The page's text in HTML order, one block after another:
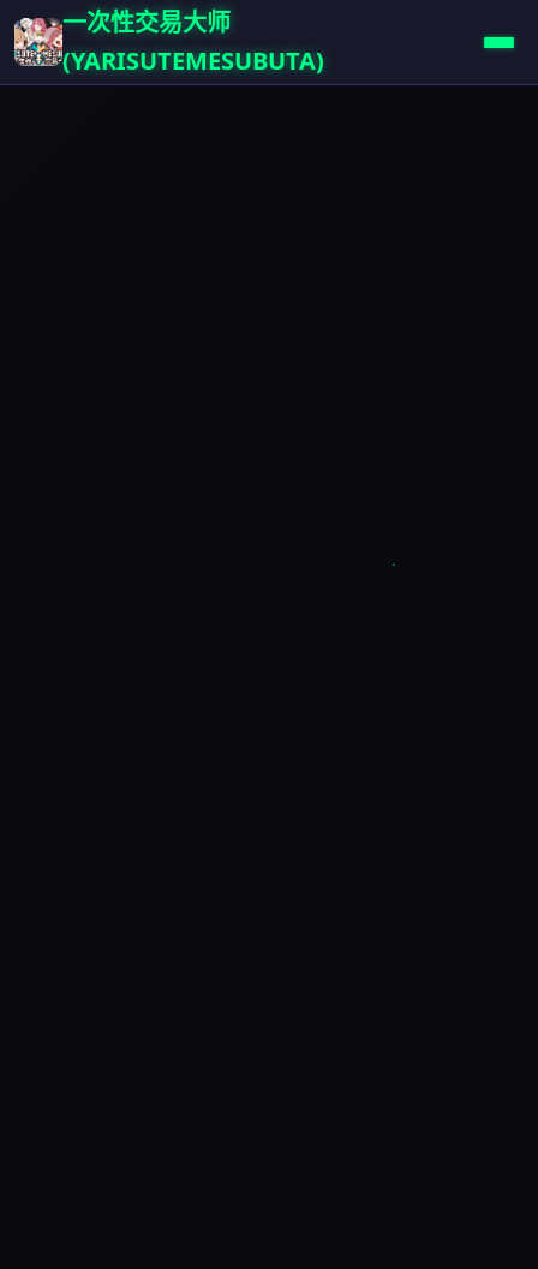
一次性交易大师
(YARISUTEMESUBUTA)